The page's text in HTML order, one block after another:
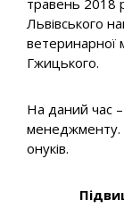
травень 2018
Львівського
ветеринарної
Гжицького.
На даний час
менеджменту.
онуків.